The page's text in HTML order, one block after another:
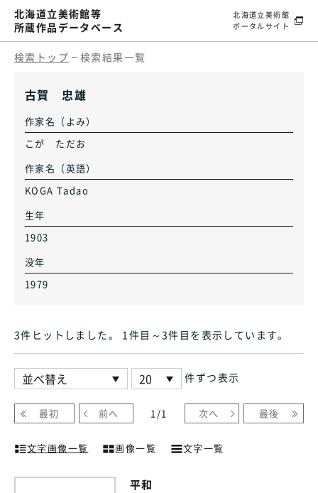
北海道立美術館等
所蔵作品データベース
北海道立美術館
ポータルサイト
検索トップ 検索結果一覧
古賀 忠雄
作家名（よみ）
こが ただお
作家名（英語）
KOGA Tadao
生年
1903
没年
1979
3件ヒット しました。 1件目～3件目 を表示しています。
件ずつ表示
最初 前へ 1 /1 次へ 最後
文字画像一覧 画像一覧 文字一覧
平和